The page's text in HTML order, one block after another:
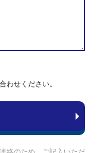
わせください。